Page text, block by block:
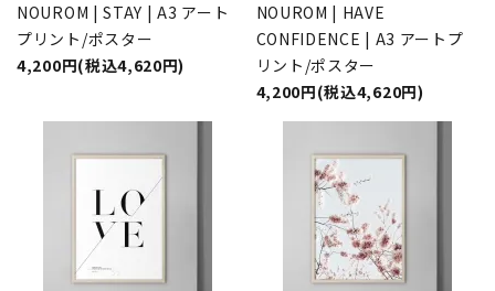
NOUROM | STAY | A3 アート
プリント/ポスター
4,200円(税込4,620円)
NOUROM | HAVE
CONFIDENCE | A3 アートプ
リント/ポスター
4,200円(税込4,620円)